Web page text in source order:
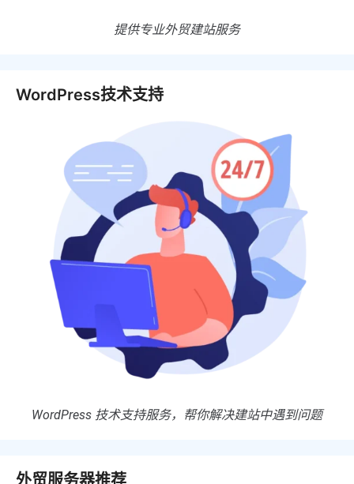
提供专业外贸建站服务
WordPress技术支持
WordPress 技术支持服务，帮你解决建站中遇到问题
外贸服务器推荐